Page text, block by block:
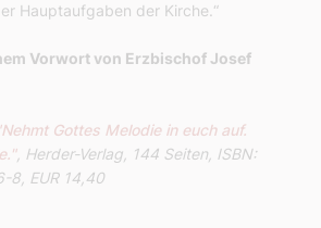
Hauptaufgaben der Kirche.“
Vorwort von Erzbischof Josef
Gottes Melodie in euch auf.
, Herder-Verlag, 144 Seiten, ISBN:
8, EUR 14,40